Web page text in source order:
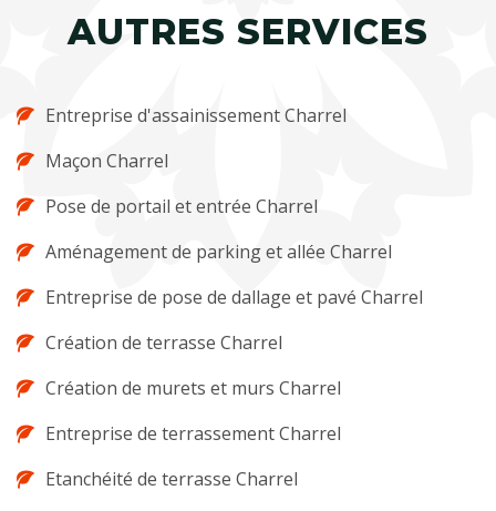
AUTRES SERVICES
Entreprise d'assainissement Charrel
Maçon Charrel
Pose de portail et entrée Charrel
Aménagement de parking et allée Charrel
Entreprise de pose de dallage et pavé Charrel
Création de terrasse Charrel
Création de murets et murs Charrel
Entreprise de terrassement Charrel
Etanchéité de terrasse Charrel